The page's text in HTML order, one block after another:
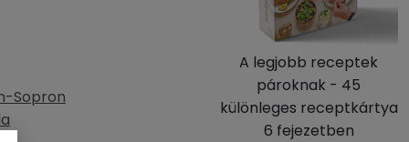
Sopron
A legjobb receptek
pároknak - 45
különleges receptkártya
6 fejezetben